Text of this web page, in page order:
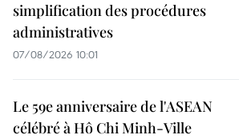
simplification des procédures
administratives
07/08/2026 10:01
Le 59e anniversaire de l'ASEAN
célébré à Hô Chi Minh-Ville